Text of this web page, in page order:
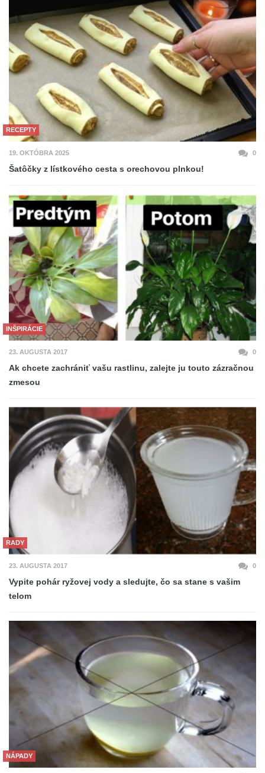
RECEPTY
19. OKTÓBRA 2025 0
Šatôčky z lístkového cesta s orechovou plnkou!
INŠPIRÁCIE
23. AUGUSTA 2017 0
Ak chcete zachrániť vašu rastlinu, zalejte ju touto zázračnou
zmesou
RADY
23. AUGUSTA 2017 0
Vypite pohár ryžovej vody a sledujte, čo sa stane s vašim
telom
NÁPADY